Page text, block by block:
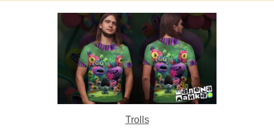
г.Днепр, ул. Ярослава Мудрого, 68
Посмотреть на карте
Отправка по Украине каждый
день
КАК НАС НАЙТИ
ПОЛНАЯ ВЕРСИЯ САЙТА
Trolls